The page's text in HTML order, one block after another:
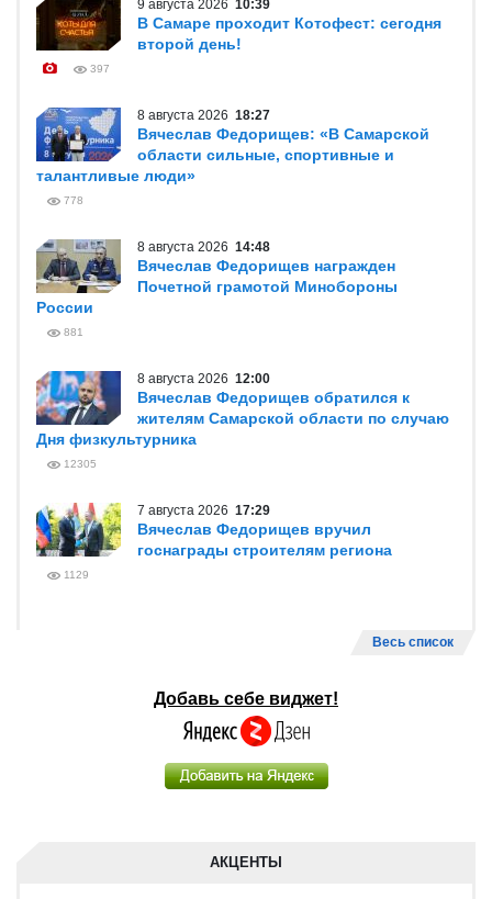
9 августа 2026 10:39
В Самаре проходит Котофест: сегодня
второй день!
397
8 августа 2026 18:27
Вячеслав Федорищев: «В Самарской
области сильные, спортивные и
талантливые люди»
778
8 августа 2026 14:48
Вячеслав Федорищев награжден
Почетной грамотой Минобороны
России
881
8 августа 2026 12:00
Вячеслав Федорищев обратился к
жителям Самарской области по случаю
Дня физкультурника
12305
7 августа 2026 17:29
Вячеслав Федорищев вручил
госнаграды строителям региона
1129
Весь список
Добавь себе виджет!
АКЦЕНТЫ